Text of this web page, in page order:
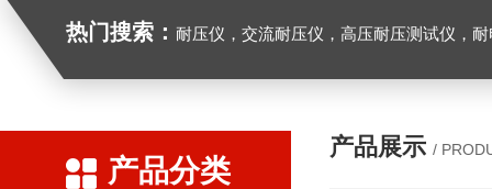
热门搜索： 耐压仪，交流耐压仪，高压耐压测试仪，
产品分类
产品展示 /